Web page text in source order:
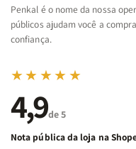
-
Penkal
-
Penkal
Penkal é o nome da nossa
públicos ajudam você a
confiança.
★★★★★
4,9de 5
Nota pública da loja na